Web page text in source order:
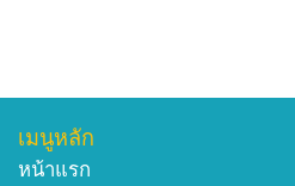
เมนูหลัก
หน้าแรก